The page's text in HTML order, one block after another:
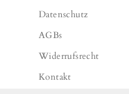
Datenschutz
AGBs
Widerrufsrecht
Kontakt